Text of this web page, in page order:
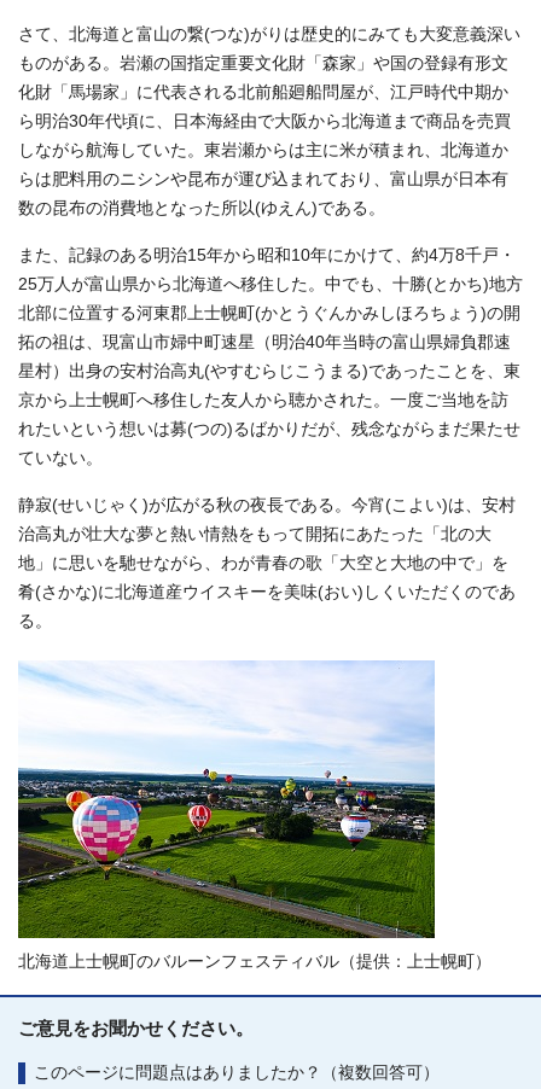
さて、北海道と富山の繋(つな)がりは歴史的にみても大変意義深い
ものがある。岩瀬の国指定重要文化財「森家」や国の登録有形文
化財「馬場家」に代表される北前船廻船問屋が、江戸時代中期か
ら明治30年代頃に、日本海経由で大阪から北海道まで商品を売買
しながら航海していた。東岩瀬からは主に米が積まれ、北海道か
らは肥料用のニシンや昆布が運び込まれており、富山県が日本有
数の昆布の消費地となった所以(ゆえん)である。
また、記録のある明治15年から昭和10年にかけて、約4万8千戸・
25万人が富山県から北海道へ移住した。中でも、十勝(とかち)地方
北部に位置する河東郡上士幌町(かとうぐんかみしほろちょう)の開
拓の祖は、現富山市婦中町速星（明治40年当時の富山県婦負郡速
星村）出身の安村治高丸(やすむらじこうまる)であったことを、東
京から上士幌町へ移住した友人から聴かされた。一度ご当地を訪
れたいという想いは募(つの)るばかりだが、残念ながらまだ果たせ
ていない。
静寂(せいじゃく)が広がる秋の夜長である。今宵(こよい)は、安村
治高丸が壮大な夢と熱い情熱をもって開拓にあたった「北の大
地」に思いを馳せながら、わが青春の歌「大空と大地の中で」を
肴(さかな)に北海道産ウイスキーを美味(おい)しくいただくのであ
る。
北海道上士幌町のバルーンフェスティバル（提供：上士幌町）
ご意見をお聞かせください。
このページに問題点はありましたか？（複数回答可）